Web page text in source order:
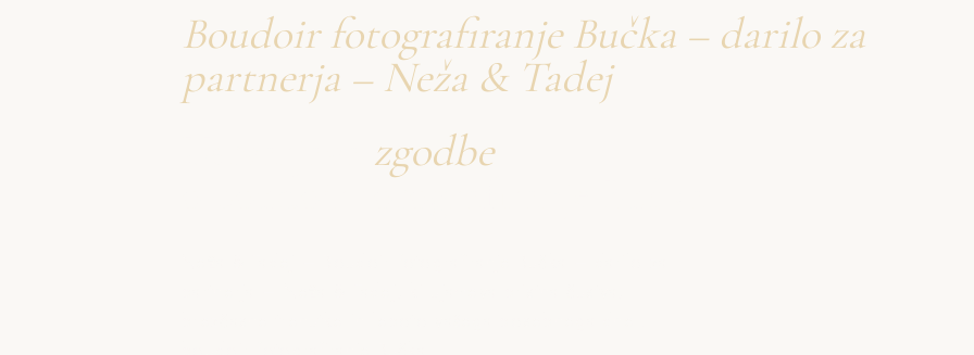
Boudoir fotografiranje Bučka – darilo za
partnerja – Neža & Tadej
zgodbe
o boudoir fotografiranje Bučka